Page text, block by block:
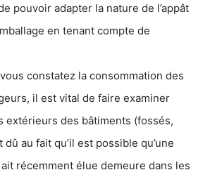
pouvoir adapter la nature de l’appât
en tenant compte de
constatez la consommation des
il est vital de faire examiner
extérieurs des bâtiments (fossés,
au fait qu’il est possible qu’une
récemment élue demeure dans les